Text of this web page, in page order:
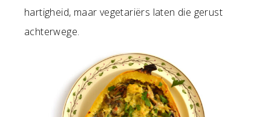
hartigheid, maar vegetariërs laten die gerust
achterwege.